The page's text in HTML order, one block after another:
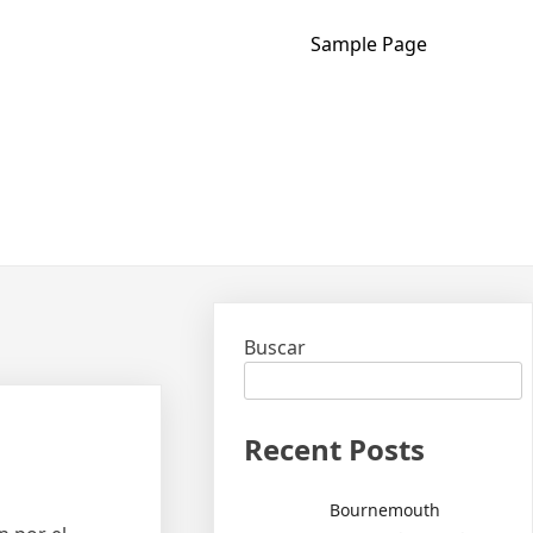
Sample Page
Buscar
Recent Posts
Bournemouth